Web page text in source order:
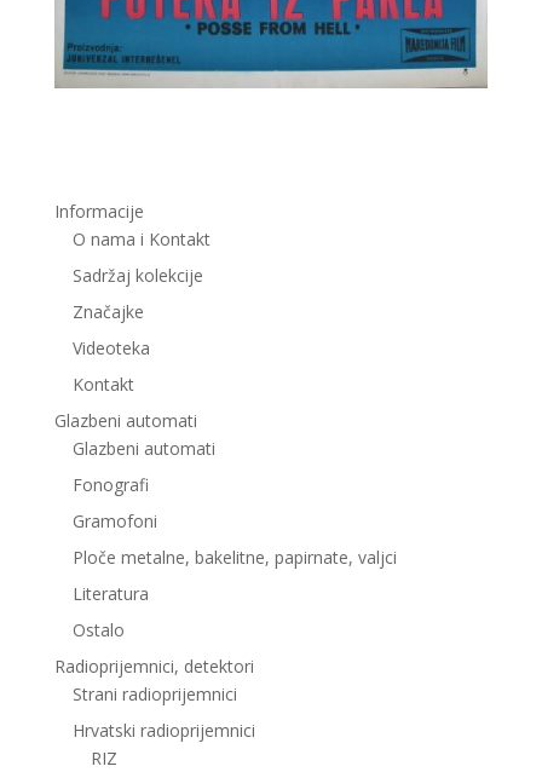
Informacije
O nama i Kontakt
Sadržaj kolekcije
Značajke
Videoteka
Kontakt
Glazbeni automati
Glazbeni automati
Fonografi
Gramofoni
Ploče metalne, bakelitne, papirnate, valjci
Literatura
Ostalo
Radioprijemnici, detektori
Strani radioprijemnici
Hrvatski radioprijemnici
RIZ